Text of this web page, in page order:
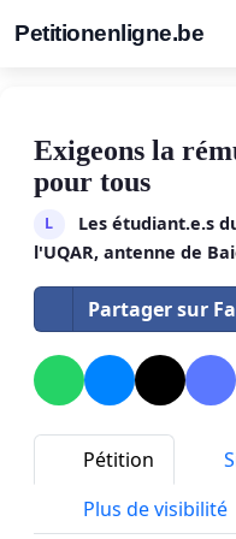
Petitionenligne.be
Exigeons la
pour tous
L
Les étudiant.e.s
l'UQAR, antenne de
Partager sur
Pétition
Plus de visibilité